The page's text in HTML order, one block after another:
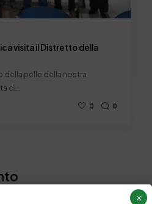
visita il Distretto della
della pelle della nostra
di…
0 0
×